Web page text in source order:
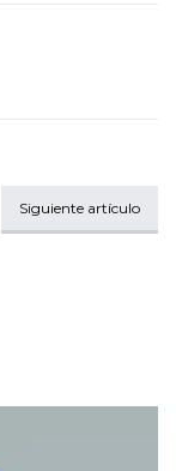
Siguiente artículo